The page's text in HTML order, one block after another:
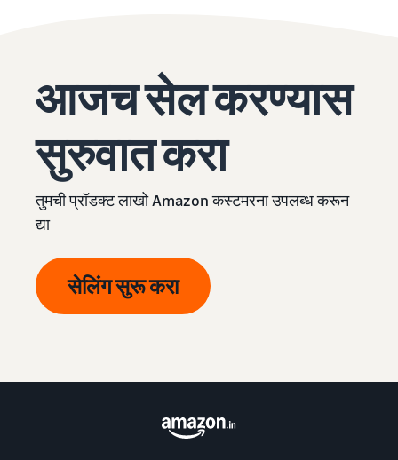
आजच सेल करण्यास
सुरुवात करा
तुमची प्रॉडक्ट लाखो Amazon कस्टमरना उपलब्ध करून
द्या
सेलिंग सुरू करा